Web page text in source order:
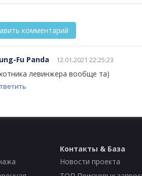
Fu Panda 12.01.2021 22:25:23
левинжера вообще та)
Контакты & База
Новости проекта